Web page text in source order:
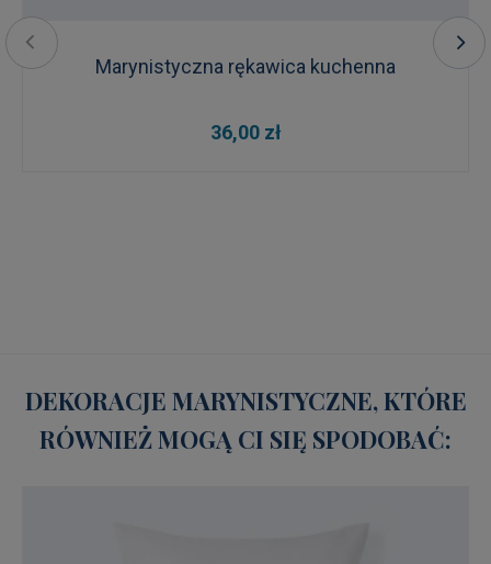
Marynistyczna rękawica kuchenna
36,00 zł
DEKORACJE MARYNISTYCZNE, KTÓRE
RÓWNIEŻ MOGĄ CI SIĘ SPODOBAĆ: